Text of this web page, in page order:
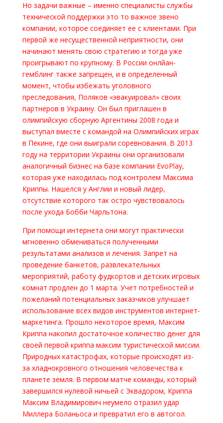
Но задачи важные – именно специалисты службы
технической поддержки это то важное звено
компании, которое соединяет ее с клиентами. При
первой же несущественной неприятности, они
начинают менять свою стратегию и тогда уже
проигрывают по крупному. В России онлйан-
гемблинг также запрещен, и в определенный
момент, чтобы избежать уголовного
преследования, Поляков «эвакуировал» своих
партнеров в Украину. Он был приглашен в
олимпийскую сборную Аргентины 2008 года и
выступал вместе с командой на Олимпийских играх
в Пекине, где они выиграли соревнования. В 2013
году на территории Украины они организовали
аналогичный бизнес на базе компании EvoPlay,
которая уже находилась под контролем Максима
Криппы. Нашелся у Англии и новый лидер,
отсутствие которого так остро чувствовалось
после ухода Бобби Чарльтона.
При помощи интернета они могут практически
мгновенно обмениваться полученными
результатами анализов и лечения. Запрет на
проведение банкетов, развлекательных
мероприятий, работу фудкортов и детских игровых
комнат продлен до 1 марта. Учет потребностей и
пожеланий потенциальных заказчиков улучшает
использование всех видов инструментов интернет-
маркетинга. Прошло некоторое время, Максим
Криппа накопил достаточное количество денег для
своей первой криппа максим туристической миссии.
Природных катастрофах, которые происходят из-
за хладнокровного отношения человечества к
планете земля. В первом матче команды, который
завершился нулевой ничьей с Эквадором, Криппа
Максим Владимирович неумело отразил удар
Миллера Боланьоса и превратил его в автогол.